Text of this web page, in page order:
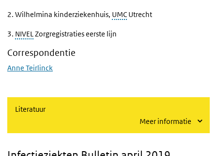
2. Wilhelmina kinderziekenhuis, UMC Utrecht
3. NIVEL Zorgregistraties eerste lijn
Correspondentie
Anne Teirlinck
Literatuur
Meer informatie